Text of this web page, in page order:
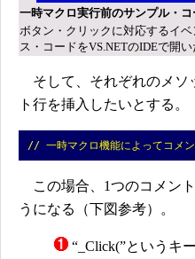
一時マクロ実行前のサンプル・コ
ボタン・クリックに対応するイ
ス・コードをVS.NETのIDEで開い
そして、それぞれのメソ
ト行を挿入したいとする。
// 一時マクロ機能によってコメ
この場合、1つのコメン
うになる（下図参考）。
“_Click(”というキ